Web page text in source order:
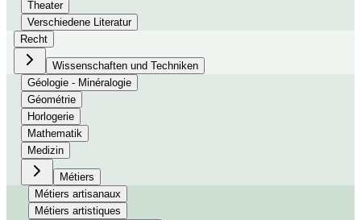
Theater
Verschiedene Literatur
Recht
Wissenschaften und Techniken
Géologie - Minéralogie
Géométrie
Horlogerie
Mathematik
Medizin
Métiers
Métiers artisanaux
Métiers artistiques